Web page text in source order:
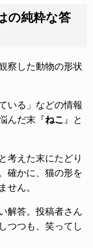
の純粋な答
察した動物の形状
いる」などの情報
んだ末『ねこ 』と
考えた末にたどり
確かに、猫の形を
せん。
解答。投稿者さん
つつも、笑ってし